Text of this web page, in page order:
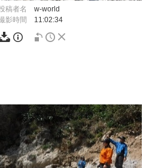
稿者名
w-world
影時間
11:02:34